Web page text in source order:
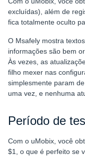
excluídas), além de
fica totalmente oculto
O Msafely mostra
informações são bem
Às vezes, as
filho mexer nas
simplesmente param
uma vez, e nenhuma
Período de
Com o uMobix, você
$1, o que é perfeito se